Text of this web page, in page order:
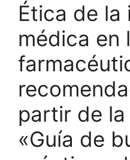
Ética de la
médica en
partir de la
«Guía de